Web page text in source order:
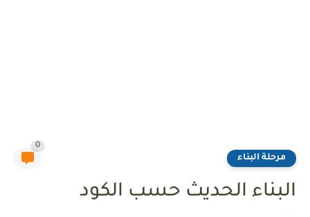
مرحلة البناء
0
البناء الحديث حسب الكود